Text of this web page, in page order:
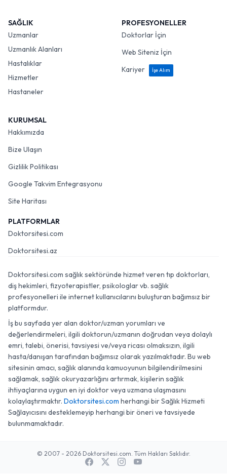
SAĞLIK
Uzmanlar
Uzmanlık Alanları
Hastalıklar
Hizmetler
Hastaneler
PROFESYONELLER
Doktorlar İçin
Web Siteniz İçin
Kariyer
İşe Alım
KURUMSAL
Hakkımızda
Bize Ulaşın
Gizlilik Politikası
Google Takvim Entegrasyonu
Site Haritası
PLATFORMLAR
Doktorsitesi.com
Doktorsitesi.az
Doktorsitesi.com sağlık sektöründe hizmet veren tıp doktorları,
diş hekimleri, fizyoterapistler, psikologlar vb. sağlık
profesyonelleri ile internet kullanıcılarını buluşturan bağımsız bir
platformdur.
İş bu sayfada yer alan doktor/uzman yorumları ve
değerlendirmeleri, ilgili doktorun/uzmanın doğrudan veya dolaylı
emri, talebi, önerisi, tavsiyesi ve/veya ricası olmaksızın, ilgili
hasta/danışan tarafından bağımsız olarak yazılmaktadır. Bu web
sitesinin amacı, sağlık alanında kamuoyunun bilgilendirilmesini
sağlamak, sağlık okuryazarlığını artırmak, kişilerin sağlık
ihtiyaçlarına uygun en iyi doktor veya uzmana ulaşmasını
kolaylaştırmaktır. Doktorsitesi.com herhangi bir Sağlık Hizmeti
Sağlayıcısını desteklemeyip herhangi bir öneri ve tavsiyede
bulunmamaktadır.
© 2007 - 2026 Doktorsitesi.com. Tüm Hakları Saklıdır.